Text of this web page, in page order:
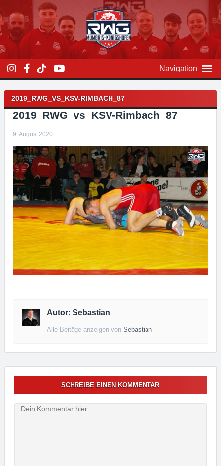
Inhalt
überspringen
Navigation
2019_RWG_VS_KSV-RIMBACH_87
2019_RWG_vs_KSV-Rimbach_87
9. August 2020
Autor: Sebastian
Alle Beitäge anzeigen vonSebastian
Beitragsnavigation
SCHREIBE EINEN KOMMENTAR